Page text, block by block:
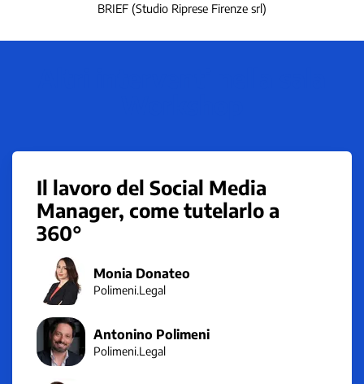
BRIEF (Studio Riprese Firenze srl)
Il lavoro del Social Media
Manager, come tutelarlo a
360°
Monia Donateo
Polimeni.Legal
Antonino Polimeni
Polimeni.Legal